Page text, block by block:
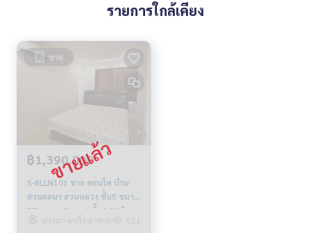
รายการใกล้เคียง
ขาย
฿1,390,000
S-BLLN101 ขาย คอนโด บ้าน
สวนลลนา สวนหลวง ชั้น5 ขนาด
57.6ตรม. 2นอน 1น้ำ 1.39ล้าน
064-959-8900
บางนา แบริ่ง ลาซาล 521